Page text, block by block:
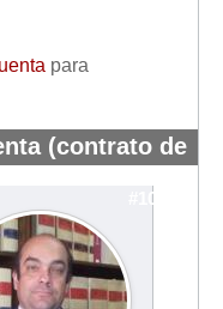
para
(contrato de
#10598